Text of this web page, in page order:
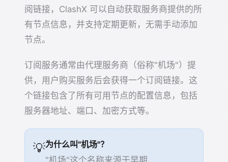
阅链接，ClashX 可以自动获取服务商提供的所
有节点信息，并支持定期更新，无需手动添加
节点。
订阅服务通常由代理服务商（俗称"机场"）提
供，用户购买服务后会获得一个订阅链接。这
个链接包含了所有可用节点的配置信息，包括
服务器地址、端口、加密方式等。
💡为什么叫"机场"？